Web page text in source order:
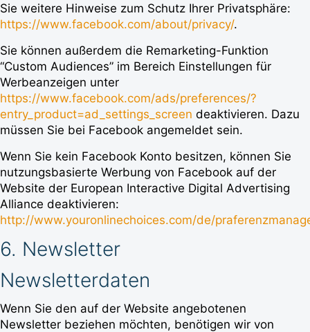
Sie weitere Hinweise zum Schutz Ihrer Privatsphäre:
https://www.facebook.com/about/privacy/.
Sie können außerdem die Remarketing-Funktion
“Custom Audiences” im Bereich Einstellungen für
Werbeanzeigen unter
https://www.facebook.com/ads/preferences/?
entry_product=ad_settings_screen deaktivieren. Dazu
müssen Sie bei Facebook angemeldet sein.
Wenn Sie kein Facebook Konto besitzen, können Sie
nutzungsbasierte Werbung von Facebook auf der
Website der European Interactive Digital Advertising
Alliance deaktivieren:
http://www.youronlinechoices.com/de/
6. Newsletter
Newsletterdaten
Wenn Sie den auf der Website angebotenen
Newsletter beziehen möchten, benötigen wir von